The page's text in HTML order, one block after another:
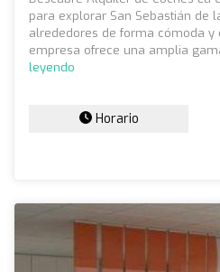
para explorar San Sebastián de
alrededores de forma cómoda y
empresa ofrece una amplia
leyendo
Horario